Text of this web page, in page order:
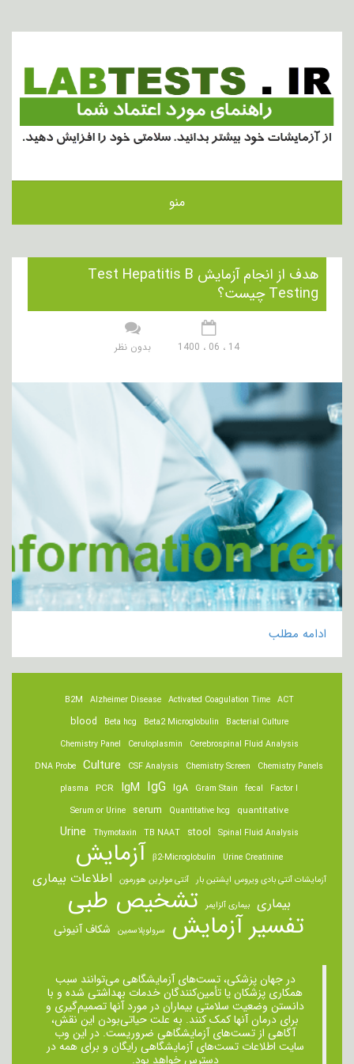
منو
هدف از انجام آزمایش Test Hepatitis B
Testing چیست؟
14 ، 06 ، 1400 بدون نظر
ادامه مطلب
ACT
Activated Coagulation Time
Alzheimer Disease
B2M
Bacterial Culture
Beta2 Microglobulin
Beta hcg
blood
Cerebrospinal Fluid Analysis
Ceruloplasmin
Chemistry Panel
Chemistry Panels
Chemistry Screen
CSF Analysis
Culture
DNA Probe
Factor I
fecal
Gram Stain
IgA
IgG
IgM
PCR
plasma
quantitative
Quantitative hcg
serum
Serum or Urine
Spinal Fluid Analysis
stool
TB NAAT
Thymotaxin
Urine
Urine Creatinine
β2-Microglobulin آزمایش
آزمایشات آنتی بادی ویروس اپشتین بار آنتی مولرین هورمون اطلاعات بیماری
بیماری بیماری آلزایمر تشخیص طبی
تفسیر آزمایش سرولوپلاسمین شکاف آنیونی
در جهان پزشکی، تست‌های آزمایشگاهی می‌توانند سبب
همکاری پزشکان یا تأمین‌کنندگان خدمات بهداشتی شده و با
دانستن وضعیت سلامتی بیماران در مورد آنها تصمیم‌گیری و
برای درمان ‌آنها کمک کنند. به علت حیاتی‌بودن این نقش،
آگاهی از تست‌های آزمایشگاهی ضروریست. در این وب
سایت اطلاعات تست‌های آزمایشگاهی رایگان و برای همه در
دسترس خواهد بود.